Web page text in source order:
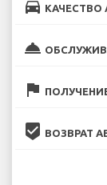
directions_car
room_service
flag
beenhere ВОЗВРАТ